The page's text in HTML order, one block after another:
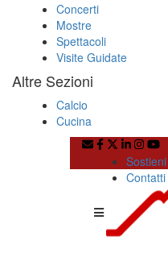
Concerti
Mostre
Spettacoli
Visite Guidate
Altre Sezioni
Calcio
Cucina
Sostieni
Contatti